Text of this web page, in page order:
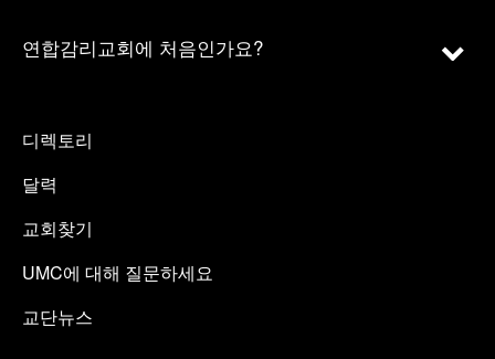
연합감리교회에 처음인가요?
디렉토리
달력
교회찾기
UMC에 대해 질문하세요
교단뉴스